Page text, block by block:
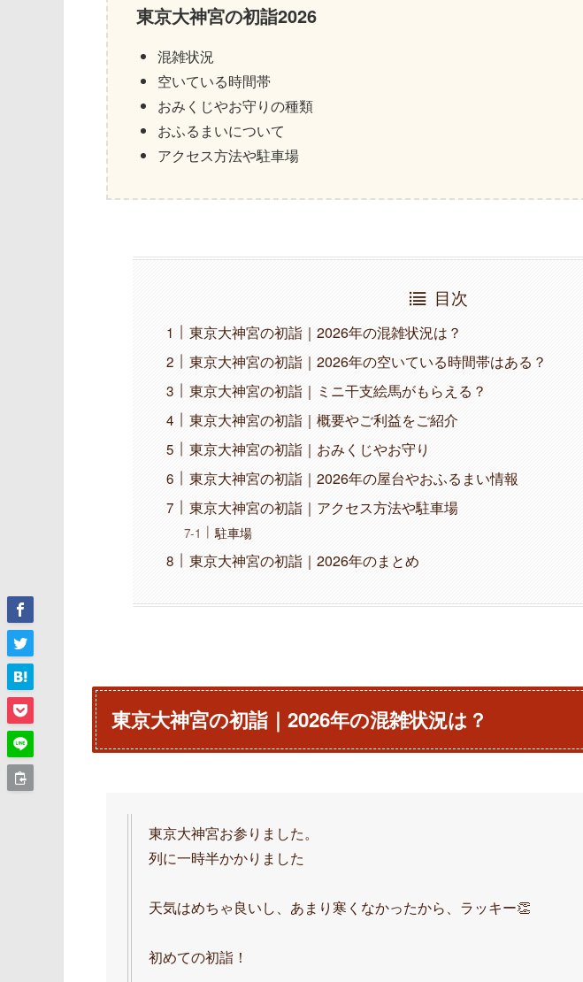
東京大神宮の初詣2026
混雑状況
空いている時間帯
おみくじやお守りの種類
おふるまいについて
アクセス方法や駐車場
目次
東京大神宮の初詣｜2026年の混雑状況は？
東京大神宮の初詣｜2026年の空いている時間帯はある？
東京大神宮の初詣｜ミニ干支絵馬がもらえる？
東京大神宮の初詣｜概要やご利益をご紹介
東京大神宮の初詣｜おみくじやお守り
東京大神宮の初詣｜2026年の屋台やおふるまい情報
東京大神宮の初詣｜アクセス方法や駐車場
駐車場
東京大神宮の初詣｜2026年のまとめ
東京大神宮の初詣｜2026年の混雑状況は？
東京大神宮お参りました。
列に一時半かかりました
天気はめちゃ良いし、あまり寒くなかったから、ラッキー👏
初めての初詣！